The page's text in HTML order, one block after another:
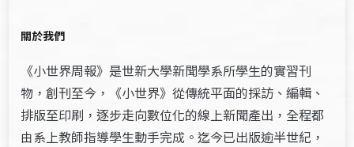
關於我們
《小世界周報》是世新大學新聞學系所學生的實習刊
物，創刊至今，《小世界》從傳統平面的採訪、編輯、
排版至印刷，逐步走向數位化的線上新聞產出，全程都
由系上教師指導學生動手完成。迄今已出版逾半世紀，